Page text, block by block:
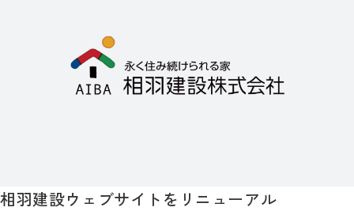
相羽建設ウェブサイトをリニューアル